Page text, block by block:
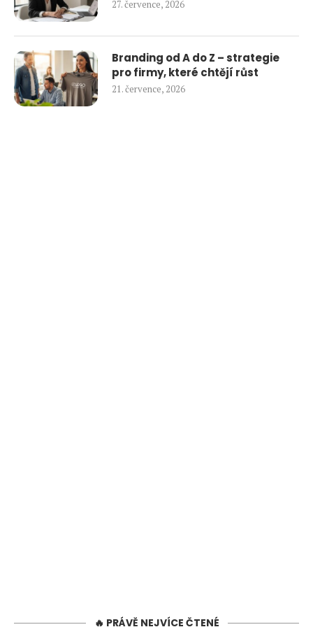
27. července, 2026
Branding od A do Z – strategie
pro firmy, které chtějí růst
21. července, 2026
🔥 PRÁVĚ NEJVÍCE ČTENÉ